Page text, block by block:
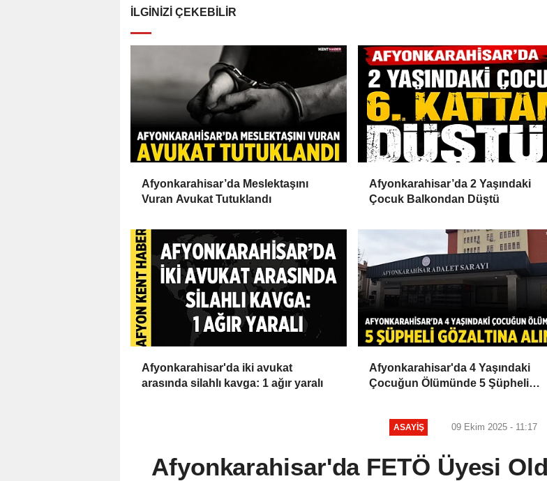
İLGINIZI ÇEKEBILIR
Afyonkarahisar’da Meslektaşını
Vuran Avukat Tutuklandı
Afyonkarahisar’da 2 Yaşındaki
Çocuk Balkondan Düştü
Afyonkarahisar'da iki avukat
arasında silahlı kavga: 1 ağır yaralı
Afyonkarahisar'da 4 Yaşındaki
Çocuğun Ölümünde 5 Şüpheli
ASAYIŞ 09 Ekim 2025 - 11:17
Afyonkarahisar'da FETÖ Üyesi